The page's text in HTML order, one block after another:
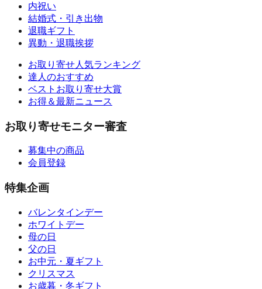
内祝い
結婚式・引き出物
退職ギフト
異動・退職挨拶
お取り寄せ人気ランキング
達人のおすすめ
ベストお取り寄せ大賞
お得＆最新ニュース
お取り寄せモニター審査
募集中の商品
会員登録
特集企画
バレンタインデー
ホワイトデー
母の日
父の日
お中元・夏ギフト
クリスマス
お歳暮・冬ギフト